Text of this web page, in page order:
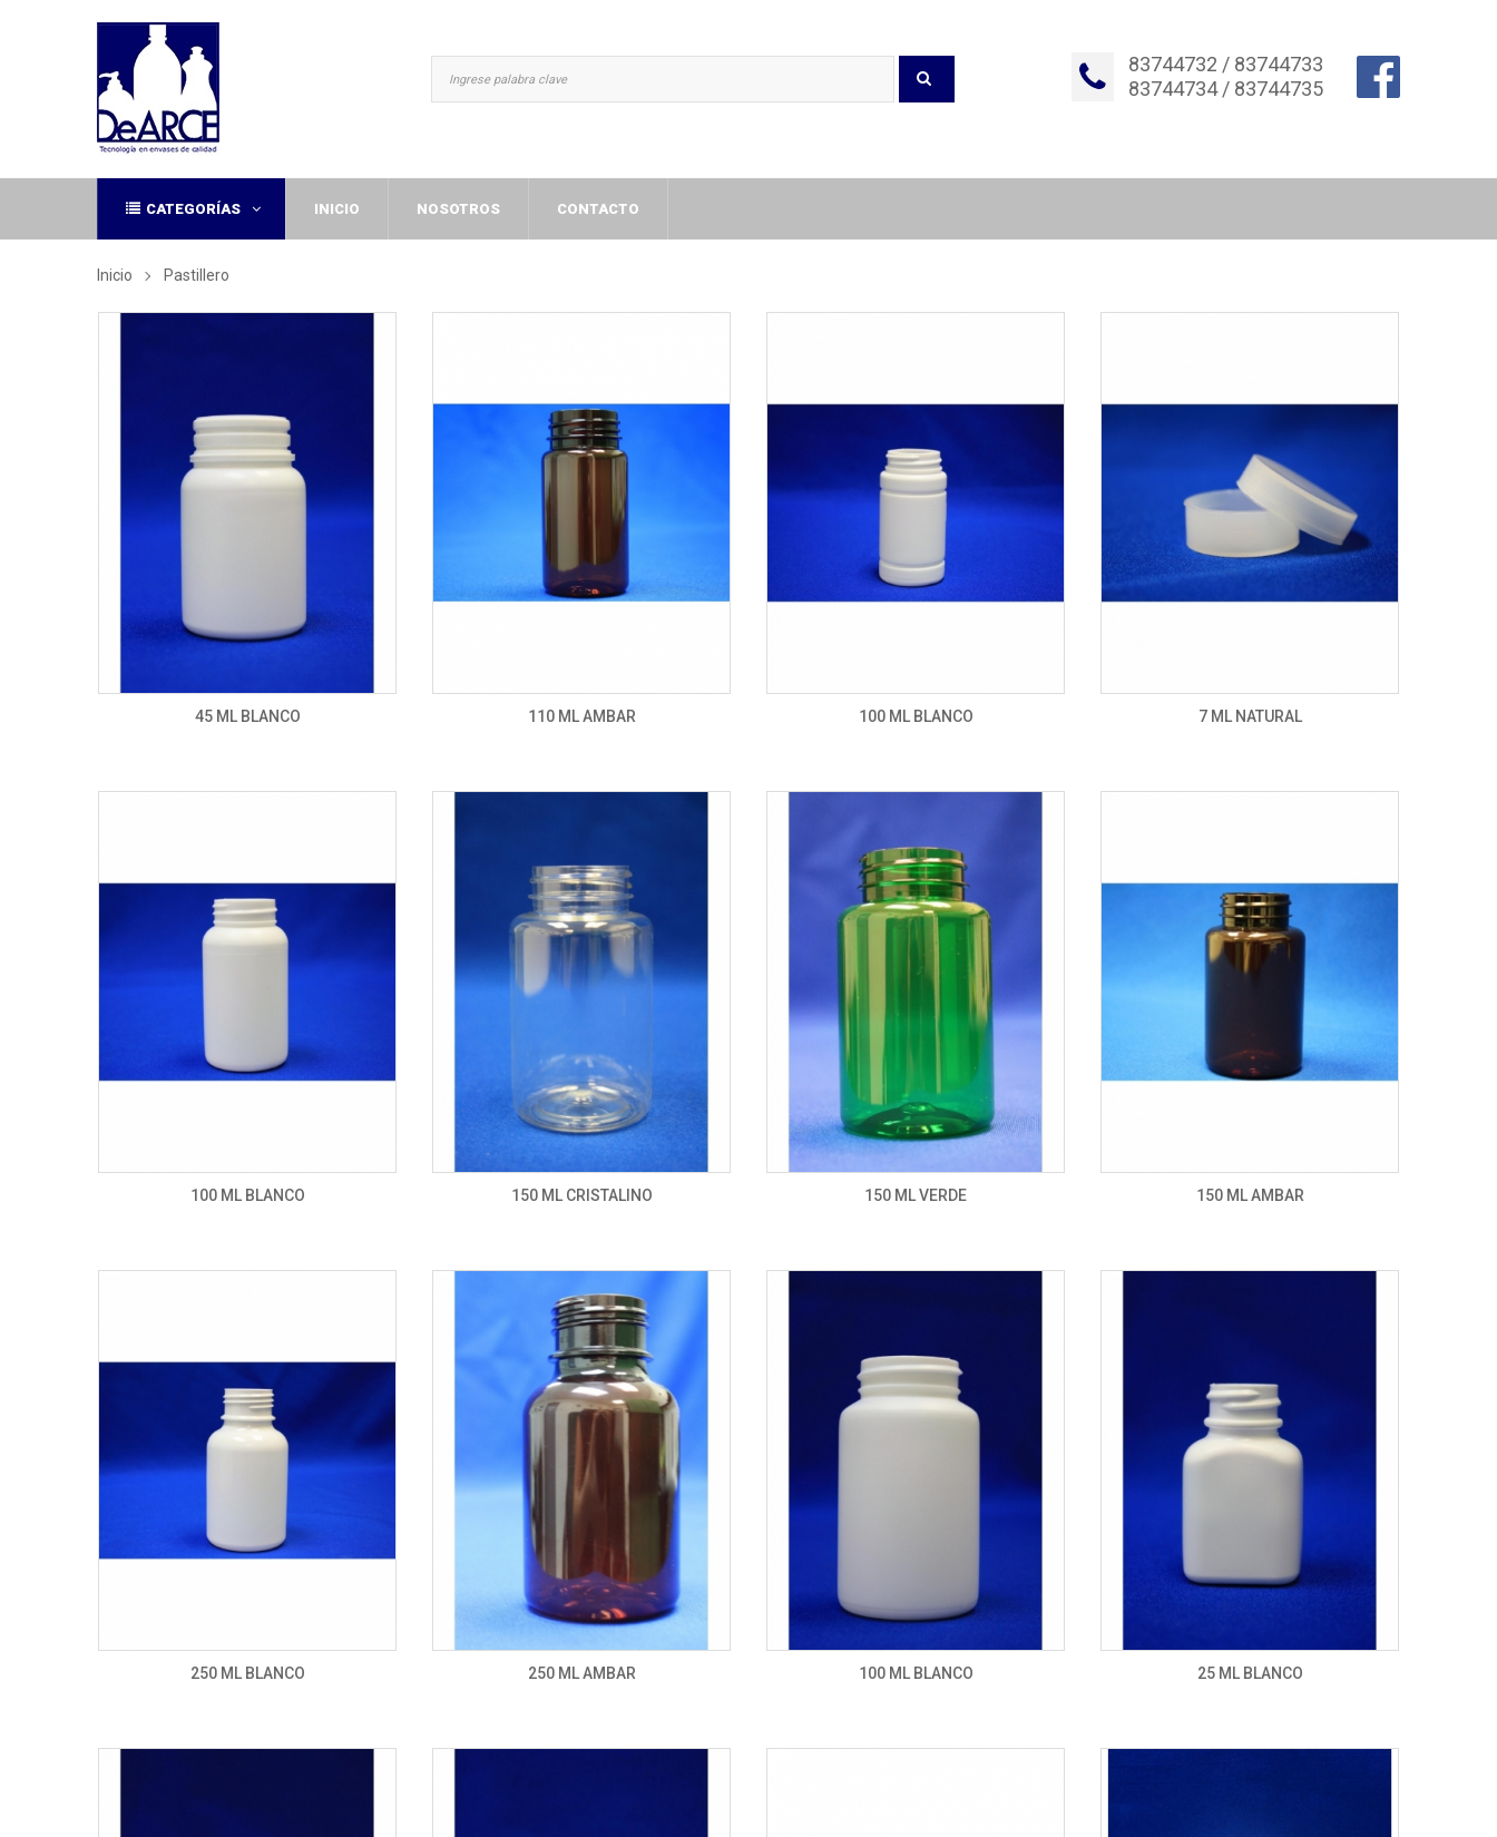
83744732 / 83744733
83744734 / 83744735
CATEGORÍAS INICIO NOSOTROS CONTACTO
Inicio Pastillero
45 ML BLANCO 110 ML AMBAR 100 ML BLANCO 7 ML NATURAL
100 ML BLANCO 150 ML CRISTALINO 150 ML VERDE 150 ML AMBAR
250 ML BLANCO 250 ML AMBAR 100 ML BLANCO 25 ML BLANCO